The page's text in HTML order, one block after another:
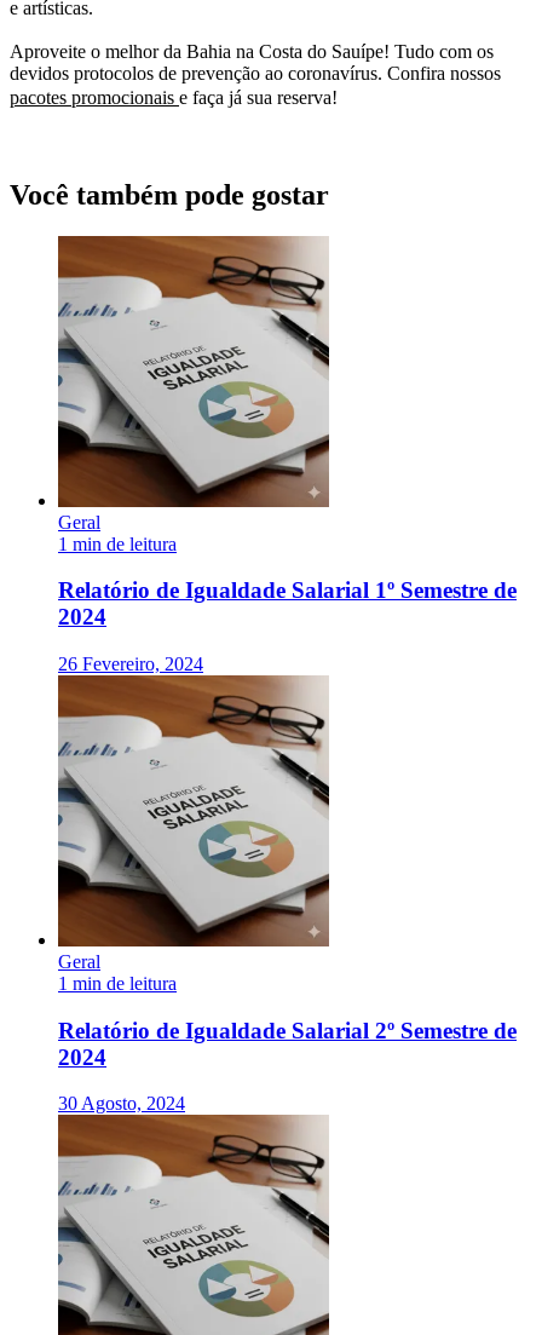
e artísticas.
Aproveite o melhor da Bahia na Costa do Sauípe! Tudo com os
devidos protocolos de prevenção ao coronavírus. Confira nossos
pacotes promocionais e faça já sua reserva!
Você também pode gostar
Geral
1 min de leitura
Relatório de Igualdade Salarial 1º Semestre de
2024
26 Fevereiro, 2024
Geral
1 min de leitura
Relatório de Igualdade Salarial 2º Semestre de
2024
30 Agosto, 2024